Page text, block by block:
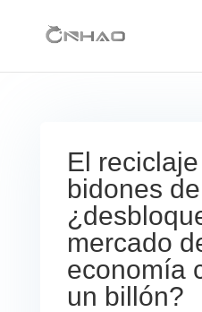
El
bidones
mercado
economía
un billón?